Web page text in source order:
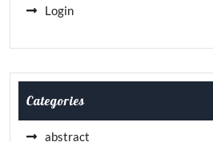
Login
Categories
abstract